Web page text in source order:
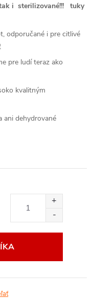
i sterilizované!!! tuky
odporučané i pre citlivé
pre ludí teraz ako
kvalitným
ani dehydrované